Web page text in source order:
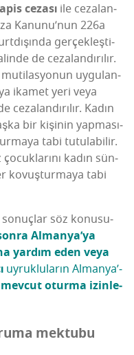
ceza­sı ile ceza­lan­
Kanu­nu­’­nun 226a
ger­çek­leş­ti­
de ceza­lan­dı­rı­lır.
muti­las­yo­nun uygu­lan­
ika­met yeri veya
ceza­lan­dı­rı­lır. Kadın
bir kişi­nin yap­ma­sı­
tabi tutu­la­bi­lir.
çocuk­la­rı­nı kadın sün­
kovuş­tur­ma­ya tabi
sonuç­lar söz konu­su­
Alman­ya­’­ya
yar­dım eden veya
uyruk­lu­la­rın Alman­ya­’­
otur­ma izin­le­
mektubu